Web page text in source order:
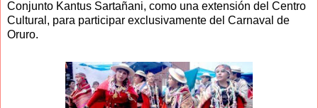
Conjunto Kantus Sartañani, como una extensión del Centro
Cultural, para participar exclusivamente del Carnaval de
Oruro.